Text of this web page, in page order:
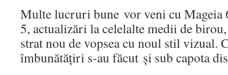
Multe lucruri bune vor veni cu Mageia
5, actualizări la celelalte medii de
strat nou de vopsea cu noul stil vizual.
îmbunătățiri s-au făcut și sub capota